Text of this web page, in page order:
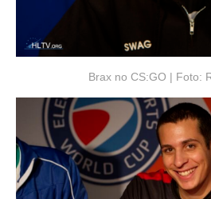
Brax no CS:GO | Foto: